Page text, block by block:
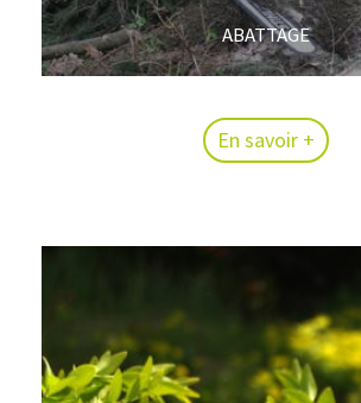
ABATTAGE
En savoir +